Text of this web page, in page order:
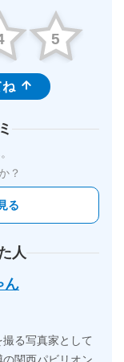
5
？
る
人
ん
る写真家として